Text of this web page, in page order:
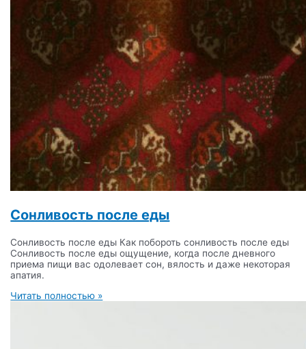
Сонливость после еды
Сонливость после еды Как побороть сонливость после еды
Сонливость после еды ощущение, когда после дневного
приема пищи вас одолевает сон, вялость и даже некоторая
апатия.
Читать полностью »